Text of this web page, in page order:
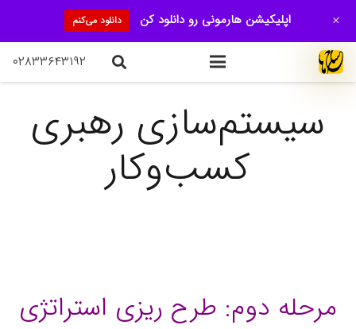
۰۲۸۳۳۶۴۳۱۹۲
سیستم‌سازی رهبری
کسب‌وکار
مرحله دوم: طرح ریزی استراتژی
اپلیکیشن هارمونی رو دانلود کن دانلود می‌کنم +